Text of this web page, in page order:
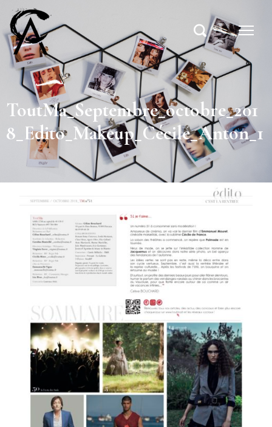
ToutMa_Septembre_octobre_201
8_Edito_Makeup_Cécile_Anton_1